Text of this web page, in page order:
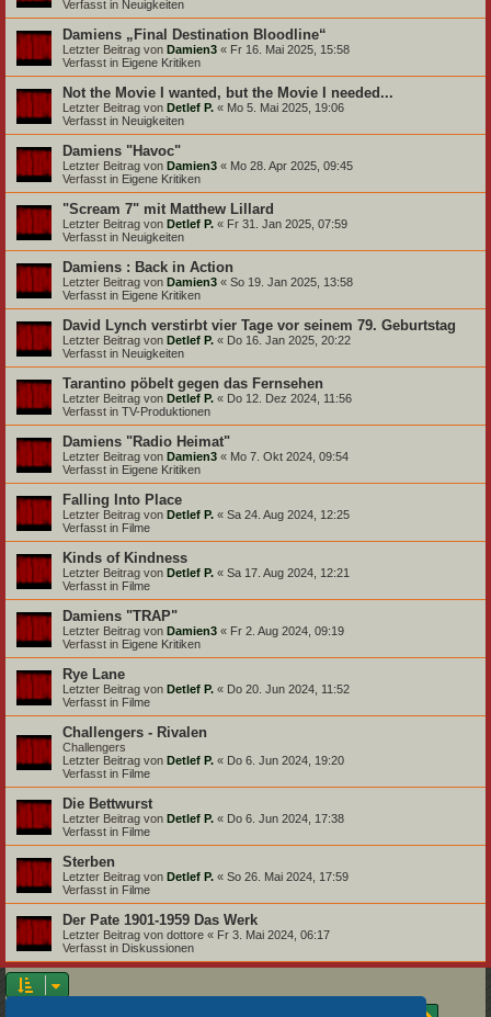
Verfasst in Neuigkeiten
Damiens „Final Destination Bloodline“
Letzter Beitrag von Damien3 « Fr 16. Mai 2025, 15:58
Verfasst in Eigene Kritiken
Not the Movie I wanted, but the Movie I needed...
Letzter Beitrag von Detlef P. « Mo 5. Mai 2025, 19:06
Verfasst in Neuigkeiten
Damiens "Havoc"
Letzter Beitrag von Damien3 « Mo 28. Apr 2025, 09:45
Verfasst in Eigene Kritiken
"Scream 7" mit Matthew Lillard
Letzter Beitrag von Detlef P. « Fr 31. Jan 2025, 07:59
Verfasst in Neuigkeiten
Damiens : Back in Action
Letzter Beitrag von Damien3 « So 19. Jan 2025, 13:58
Verfasst in Eigene Kritiken
David Lynch verstirbt vier Tage vor seinem 79. Geburtstag
Letzter Beitrag von Detlef P. « Do 16. Jan 2025, 20:22
Verfasst in Neuigkeiten
Tarantino pöbelt gegen das Fernsehen
Letzter Beitrag von Detlef P. « Do 12. Dez 2024, 11:56
Verfasst in TV-Produktionen
Damiens "Radio Heimat"
Letzter Beitrag von Damien3 « Mo 7. Okt 2024, 09:54
Verfasst in Eigene Kritiken
Falling Into Place
Letzter Beitrag von Detlef P. « Sa 24. Aug 2024, 12:25
Verfasst in Filme
Kinds of Kindness
Letzter Beitrag von Detlef P. « Sa 17. Aug 2024, 12:21
Verfasst in Filme
Damiens "TRAP"
Letzter Beitrag von Damien3 « Fr 2. Aug 2024, 09:19
Verfasst in Eigene Kritiken
Rye Lane
Letzter Beitrag von Detlef P. « Do 20. Jun 2024, 11:52
Verfasst in Filme
Challengers - Rivalen
Challengers
Letzter Beitrag von Detlef P. « Do 6. Jun 2024, 19:20
Verfasst in Filme
Die Bettwurst
Letzter Beitrag von Detlef P. « Do 6. Jun 2024, 17:38
Verfasst in Filme
Sterben
Letzter Beitrag von Detlef P. « So 26. Mai 2024, 17:59
Verfasst in Filme
Der Pate 1901-1959 Das Werk
Letzter Beitrag von dottore « Fr 3. Mai 2024, 06:17
Verfasst in Diskussionen